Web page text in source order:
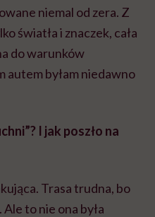
niemal od zera. Z
światła i znaczek, cała
do warunków
autem byłam niedawno
I jak poszło na
Trasa trudna, bo
to nie ona była